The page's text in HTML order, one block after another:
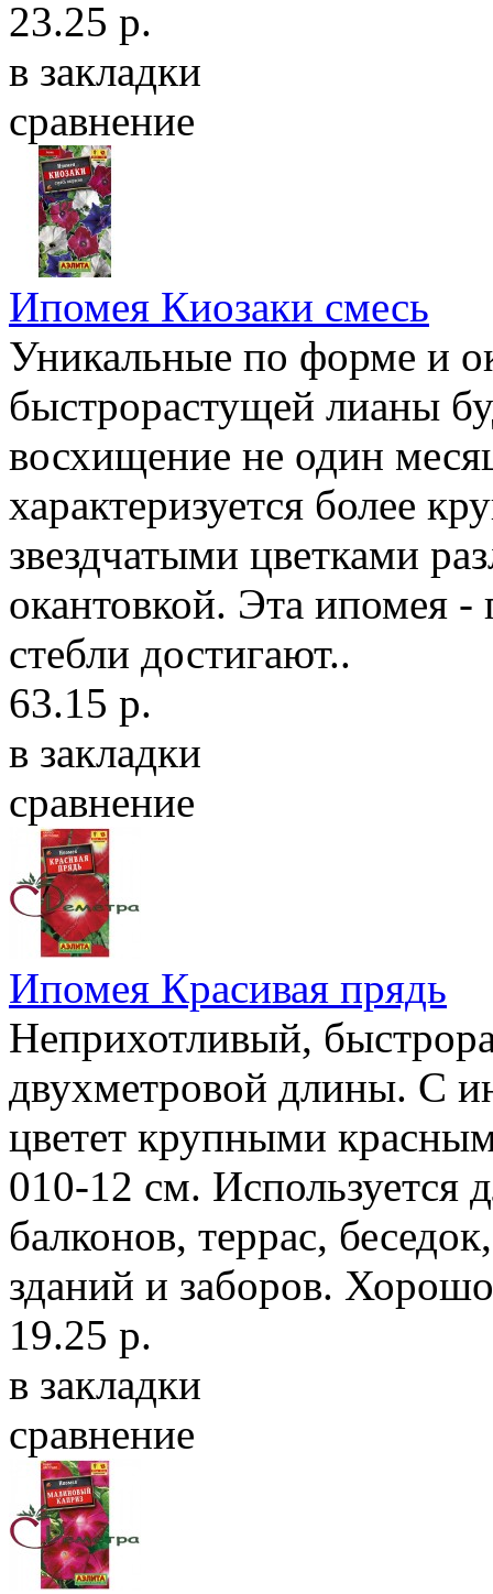
23.25 р.
в закладки
сравнение
Ипомея Киозаки смесь
Уникальные по форме и
быстрорастущей лианы
восхищение не один
характеризуется более
звездчатыми цветками
окантовкой. Эта ипомея -
стебли достигают..
63.15 р.
в закладки
сравнение
Ипомея Красивая прядь
Неприхотливый,
двухметровой длины. С
цветет крупными
010-12 см. Используется
балконов, террас,
зданий и заборов.
19.25 р.
в закладки
сравнение